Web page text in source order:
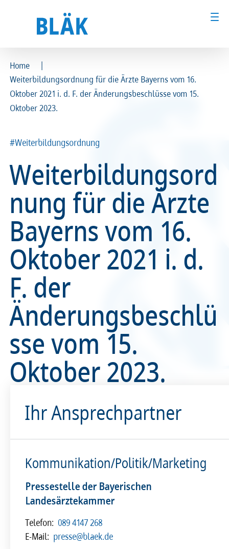
Ärztinnen und Ärzte
MFA & Fachpersonal
Patientinnen und Patienten
Kammer & Politik
Karriere
Recht
Service & Kontakt
meineBLÄK
Ärztinnen und Ärzte
MFA & Fachpersonal
Patientinnen und Patienten
Kammer & Politik
Karriere
Recht
Service & Kontakt
meineBLÄK
Home
|
Weiterbildungsordnung für die Ärzte Bayerns vom 16.
Oktober 2021 i. d. F. der Änderungsbeschlüsse vom 15.
Oktober 2023.
#Weiterbildungsordnung
Weiterbildungsord
nung für die Ärzte
Bayerns vom 16.
Oktober 2021 i. d.
F. der
Änderungsbeschlü
sse vom 15.
Oktober 2023.
Ihr Ansprechpartner
Kommunikation/Politik/Marketing
Pressestelle der Bayerischen
Landesärztekammer
Telefon: 089 4147 268
E-Mail: presse@blaek.de